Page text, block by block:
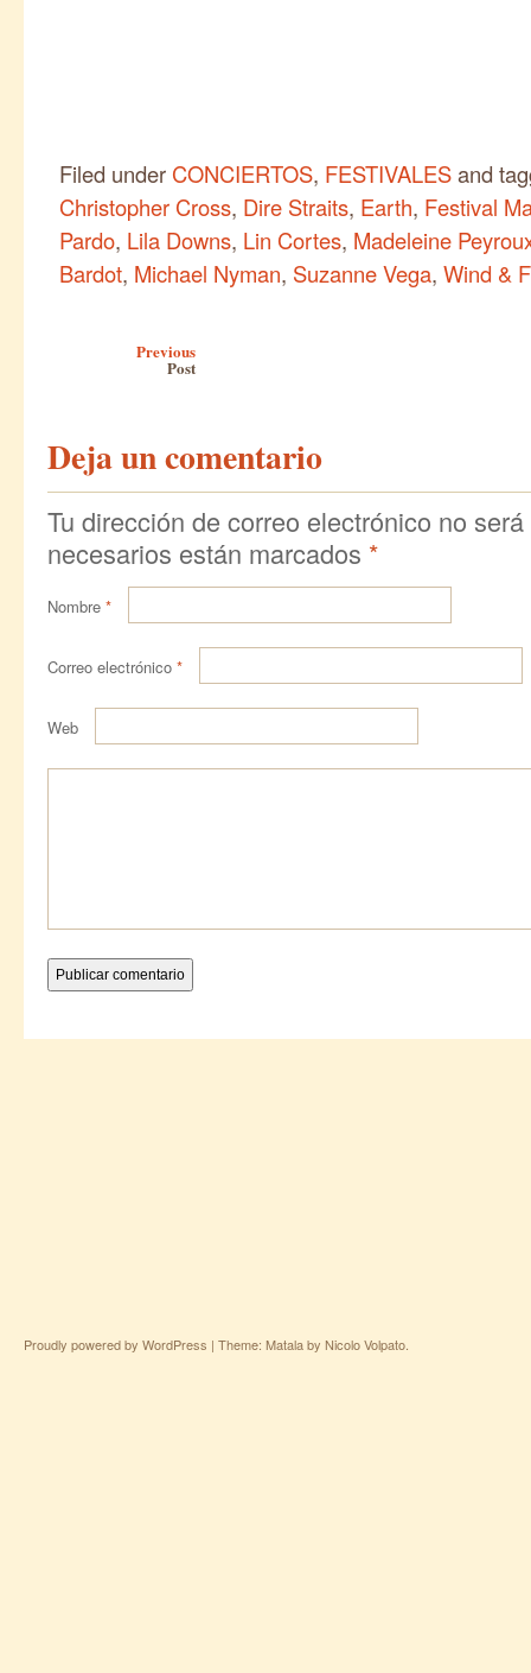
Filed under CONCIERTOS, FESTIVALESand
Christopher Cross, Dire Straits, Earth, Festival
Pardo, Lila Downs, Lin Cortes, Madeleine
Bardot, Michael Nyman, Suzanne Vega, Wind &
Previous
Post
Deja un comentario
Tu dirección de correo electrónico no
necesarios están marcados *
Nombre *
Correo electrónico *
Web
Proudly powered by WordPress | Theme: Matala by Nicolo Volpato